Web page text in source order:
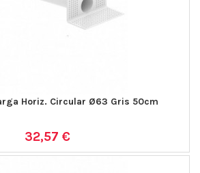
Horiz. Circular Ø63 Gris 50cm
32,57 €